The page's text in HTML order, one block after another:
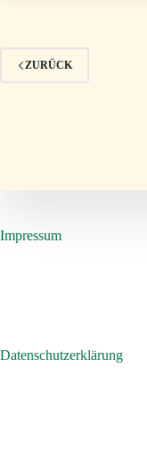
ZURÜCK
Impressum
Datenschutzerklärung